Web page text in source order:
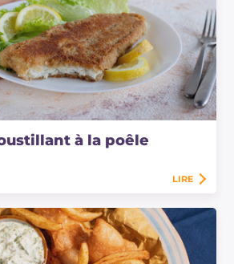
à la poêle
LIRE